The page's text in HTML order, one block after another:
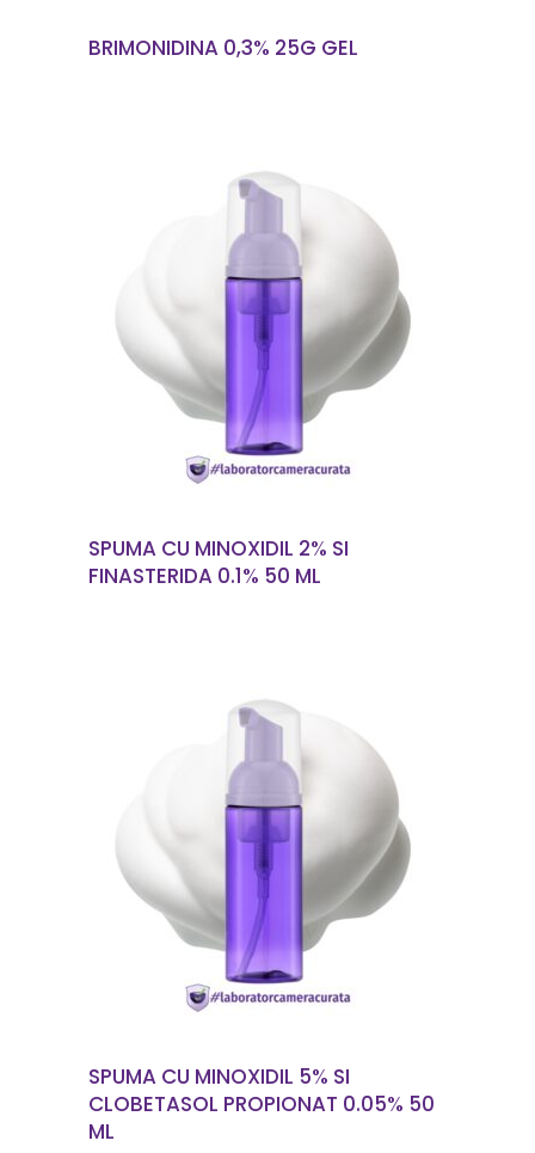
BRIMONIDINA 0,3% 25G GEL
CITEȘTE MAI MULT
SPUMA CU MINOXIDIL 2% SI
FINASTERIDA 0.1% 50 ML
CITEȘTE MAI MULT
SPUMA CU MINOXIDIL 5% SI
CLOBETASOL PROPIONAT 0.05% 50
ML